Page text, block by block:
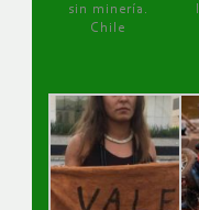
sin minería.
Chile